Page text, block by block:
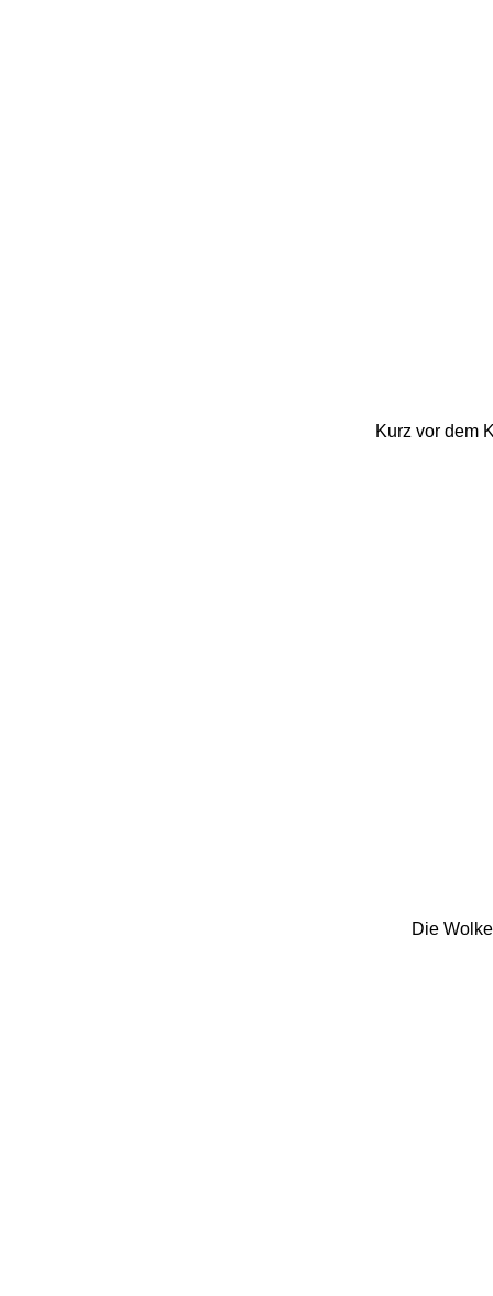
Kurz vor dem
Die